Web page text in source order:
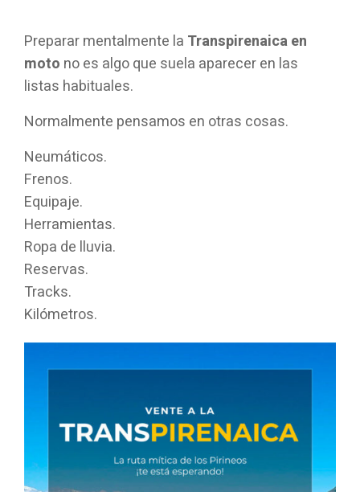
Preparar mentalmente la Transpirenaica en
moto no es algo que suela aparecer en las
listas habituales.
Normalmente pensamos en otras cosas.
Neumáticos.
Frenos.
Equipaje.
Herramientas.
Ropa de lluvia.
Reservas.
Tracks.
Kilómetros.